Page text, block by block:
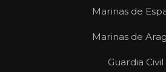
Marinas de
Marinas de
Guardia Civil